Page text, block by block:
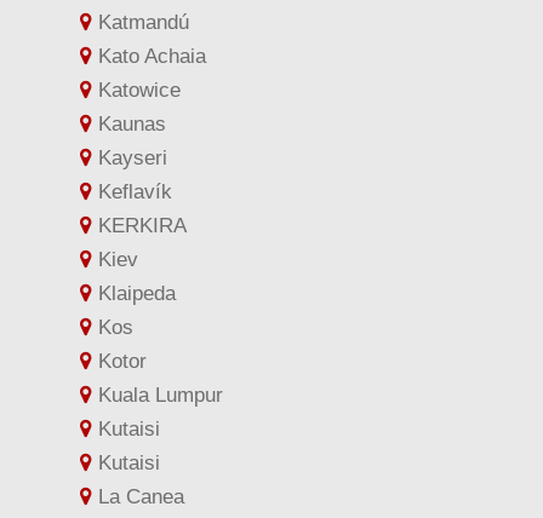
Katmandú
Kato Achaia
Katowice
Kaunas
Kayseri
Keflavík
KERKIRA
Kiev
Klaipeda
Kos
Kotor
Kuala Lumpur
Kutaisi
Kutaisi
La Canea